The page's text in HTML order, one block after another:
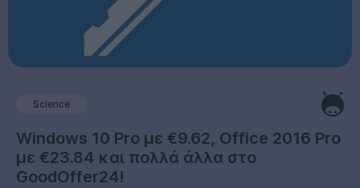
Science
Windows 10 Pro με €9.62, Office 2016 Pro
με €23.84 και πολλά άλλα στο
GoodOffer24!